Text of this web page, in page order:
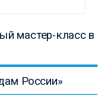
мастер-класс в
России»